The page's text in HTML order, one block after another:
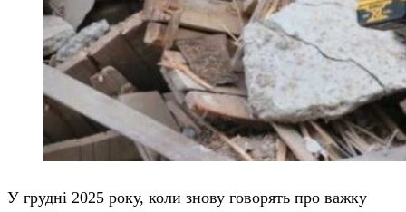
У грудні 2025 року, коли знову говорять про важку